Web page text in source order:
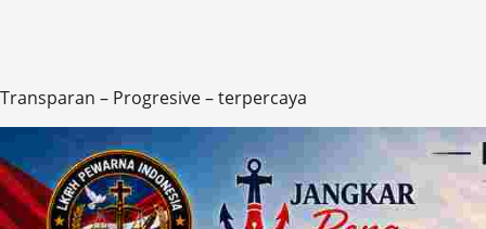
Transparan – Progresive – terpercaya